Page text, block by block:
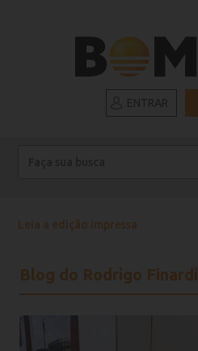
Leia a edição impressa
Blog do Rodrigo Finardi